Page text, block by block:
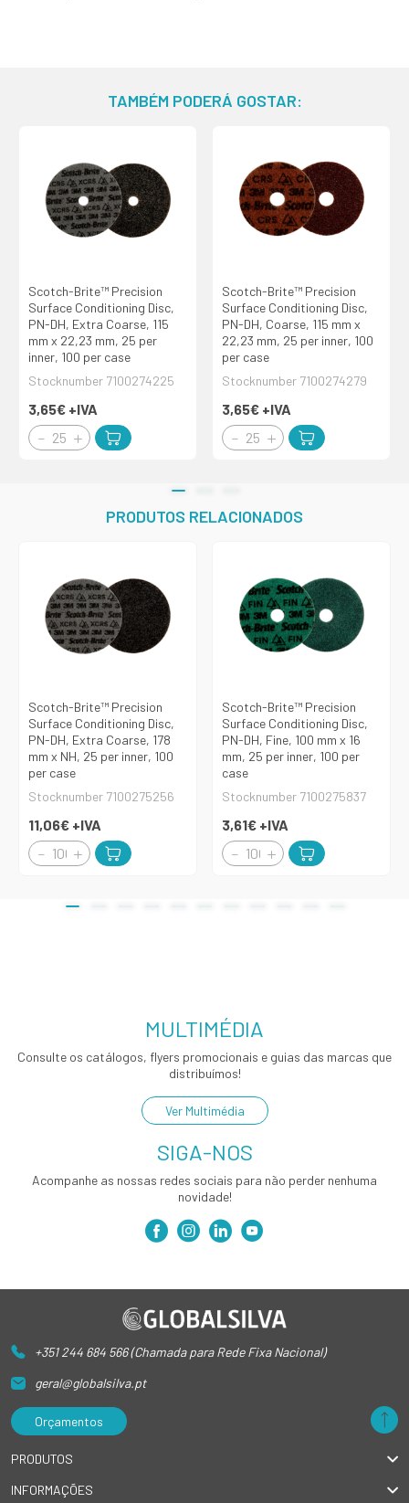
TAMBÉM PODERÁ GOSTAR:
Scotch-Brite™ Precision
Surface Conditioning Disc,
PN-DH, Extra Coarse, 115
mm x 22,23 mm, 25 per
inner, 100 per case
Stocknumber 7100274225
3,65€ +IVA
Scotch-Brite™ Precision
Surface Conditioning Disc,
PN-DH, Coarse, 115 mm x
22,23 mm, 25 per inner, 100
per case
Stocknumber 7100274279
3,65€ +IVA
PRODUTOS RELACIONADOS
Scotch-Brite™ Precision
Surface Conditioning Disc,
PN-DH, Extra Coarse, 178
mm x NH, 25 per inner, 100
per case
Stocknumber 7100275256
11,06€ +IVA
Scotch-Brite™ Precision
Surface Conditioning Disc,
PN-DH, Fine, 100 mm x 16
mm, 25 per inner, 100 per
case
Stocknumber 7100275837
3,61€ +IVA
MULTIMÉDIA
Consulte os catálogos, flyers promocionais e guias das marcas que
distribuímos!
Ver Multimédia
SIGA-NOS
Acompanhe as nossas redes sociais para não perder nenhuma
novidade!
+351 244 684 566 (Chamada para Rede Fixa Nacional)
geral@globalsilva.pt
Orçamentos
PRODUTOS
INFORMAÇÕES